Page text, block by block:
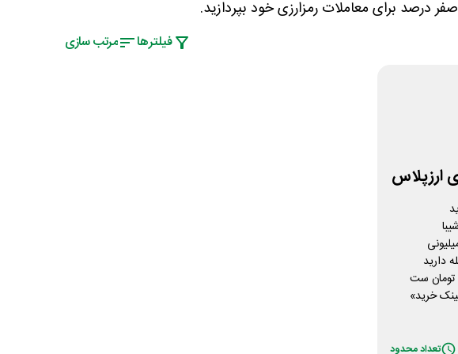
درصد برای معاملات رمزارزی خود بپردازید.
فیلتر‌ها مرتب سازی
دارید
خرید»
تعداد محدود